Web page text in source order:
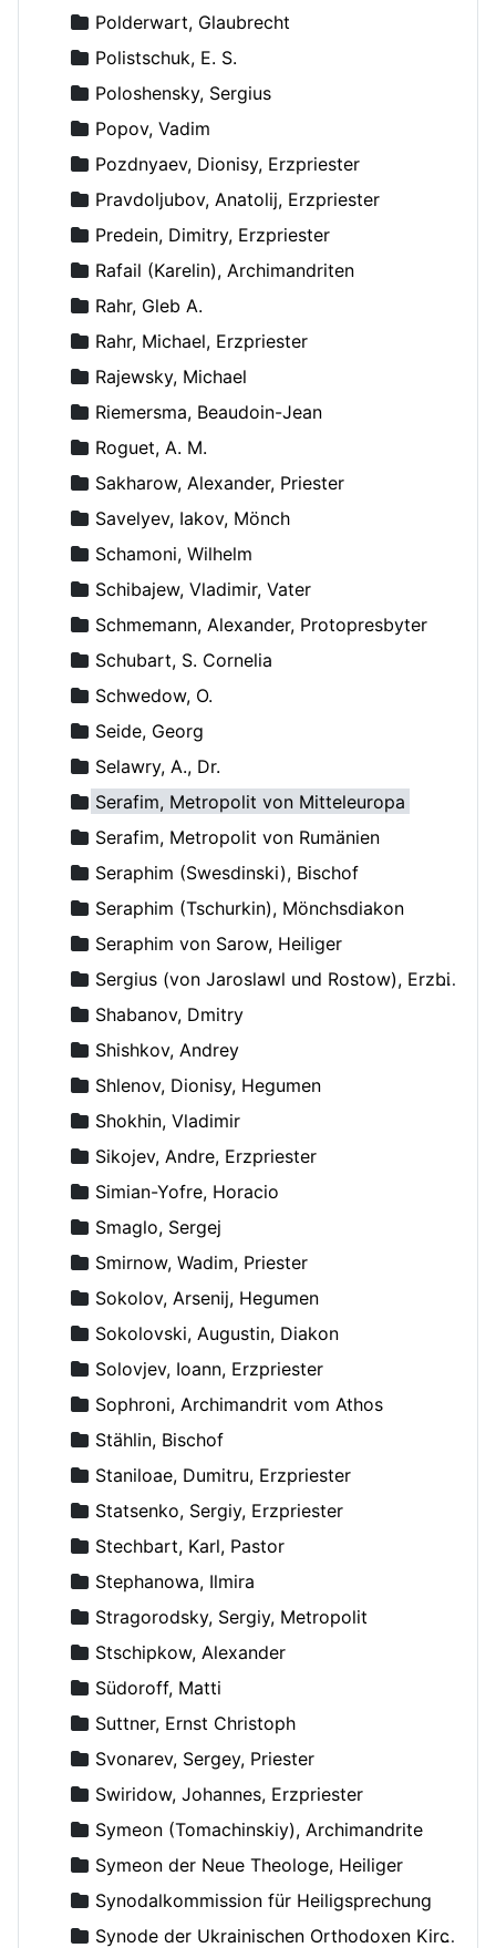
Polderwart, Glaubrecht
Polistschuk, E. S.
Poloshensky, Sergius
Popov, Vadim
Pozdnyaev, Dionisy, Erzpriester
Pravdoljubov, Anatolij, Erzpriester
Predein, Dimitry, Erzpriester
Rafail (Karelin), Archimandriten
Rahr, Gleb A.
Rahr, Michael, Erzpriester
Rajewsky, Michael
Riemersma, Beaudoin-Jean
Roguet, A. M.
Sakharow, Alexander, Priester
Savelyev, Iakov, Mönch
Schamoni, Wilhelm
Schibajew, Vladimir, Vater
Schmemann, Alexander, Protopresbyter
Schubart, S. Cornelia
Schwedow, O.
Seide, Georg
Selawry, A., Dr.
Serafim, Metropolit von Mitteleuropa
Serafim, Metropolit von Rumänien
Seraphim (Swesdinski), Bischof
Seraphim (Tschurkin), Mönchsdiakon
Seraphim von Sarow, Heiliger
Sergius (von Jaroslawl und Rostow), Erzbischof
Shabanov, Dmitry
Shishkov, Andrey
Shlenov, Dionisy, Hegumen
Shokhin, Vladimir
Sikojev, Andre, Erzpriester
Simian-Yofre, Horacio
Smaglo, Sergej
Smirnow, Wadim, Priester
Sokolov, Arsenij, Hegumen
Sokolovski, Augustin, Diakon
Solovjev, Ioann, Erzpriester
Sophroni, Archimandrit vom Athos
Stählin, Bischof
Staniloae, Dumitru, Erzpriester
Statsenko, Sergiy, Erzpriester
Stechbart, Karl, Pastor
Stephanowa, Ilmira
Stragorodsky, Sergiy, Metropolit
Stschipkow, Alexander
Südoroff, Matti
Suttner, Ernst Christoph
Svonarev, Sergey, Priester
Swiridow, Johannes, Erzpriester
Symeon (Tomachinskiy), Archimandrite
Symeon der Neue Theologe, Heiliger
Synodalkommission für Heiligsprechung
Synode der Ukrainischen Orthodoxen Kirche